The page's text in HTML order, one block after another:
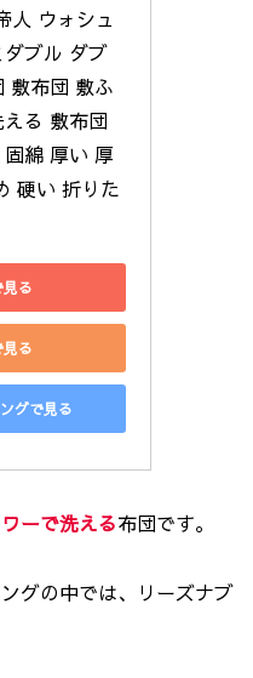
人 ウォシュ
ブル ダブ
敷布団 敷ふ
る 敷布団
綿 厚い 厚
硬い 折りた
る
る
グで見る
ーで洗える布団です。
グの中では、リーズナブ